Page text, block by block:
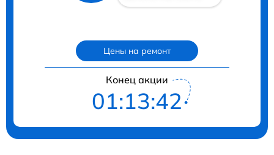
Цены на ремонт
Конец акции
01:13:41